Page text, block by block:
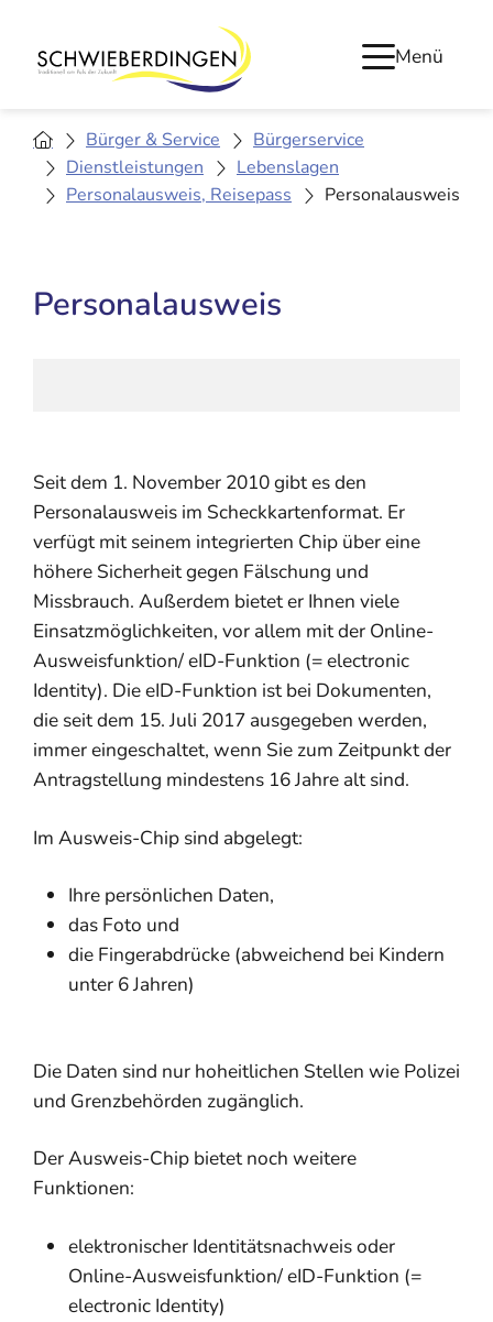
Menü
Bürger & Service
Bürgerservice
Dienstleistungen
Lebenslagen
Personalausweis, Reisepass
Personalausweis
Personalausweis
Seit dem 1. November 2010 gibt es den
Personalausweis im Scheckkartenformat. Er
verfügt mit seinem integrierten Chip über eine
höhere Sicherheit gegen Fälschung und
Missbrauch. Außerdem bietet er Ihnen viele
Einsatzmöglichkeiten, vor allem mit der Online-
Ausweisfunktion/ eID-Funktion (= electronic
Identity). Die eID-Funktion ist bei Dokumenten,
die seit dem 15. Juli 2017 ausgegeben werden,
immer eingeschaltet, wenn Sie zum Zeitpunkt der
Antragstellung mindestens 16 Jahre alt sind.
Im Ausweis-Chip sind abgelegt:
Ihre persönlichen Daten,
das Foto und
die Fingerabdrücke (abweichend bei Kindern
unter 6 Jahren)
Die Daten sind nur hoheitlichen Stellen wie Polizei
und Grenzbehörden zugänglich.
Der Ausweis-Chip bietet noch weitere
Funktionen:
elektronischer Identitätsnachweis oder
Online-Ausweisfunktion/ eID-Funktion (=
electronic Identity)